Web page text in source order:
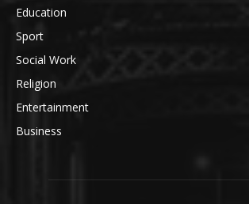
Education
Sport
Social Work
Religion
Entertainment
Business